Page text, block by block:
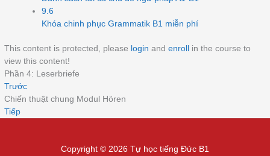
9.6
Khóa chinh phục Grammatik B1 miễn phí
This content is protected, please login andenroll
in the course to
view this content!
Phần 4: Leserbriefe
Trước
Chiến thuật chung Modul Hören
Tiếp
Copyright © 2026 Tự học tiếng Đức B1